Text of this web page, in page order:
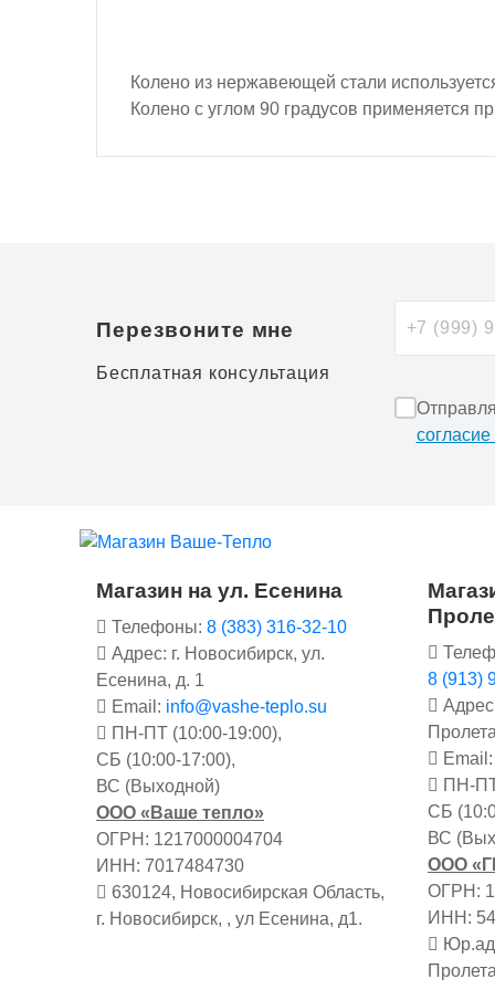
Колено из нержавеющей стали
Колено с углом 90 градусов применяется
Перезвоните мне
Бесплатная консультация
Магазин на ул. Есенина
Телефоны: 8 (383) 316-32-10
Адрес: г. Новосибирск, ул.
Есенина, д. 1
Email: info@vashe-teplo.su
ПН-ПТ (10:00-19:00),
СБ (10:00-17:00),
ВС (Выходной)
ООО «Ваше тепло»
ОГРН: 1217000004704
ИНН: 7017484730
630124, Новосибирская Область,
г. Новосибирск, , ул Есенина, д1.
8 (913)
Email:
ПН-
СБ
ВС
ООО
ОГРН:
ИНН: